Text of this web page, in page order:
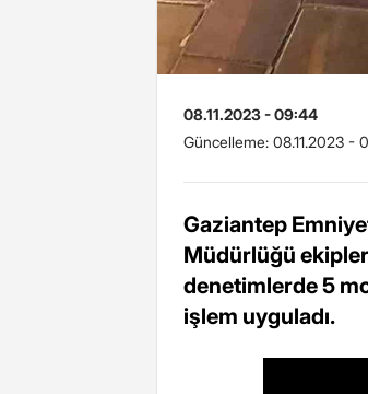
08.11.2023 - 09:44
Güncelleme: 08.11.2023 -
Gaziantep
Müdürlüğü
denetimlerde 5
işlem uyguladı.